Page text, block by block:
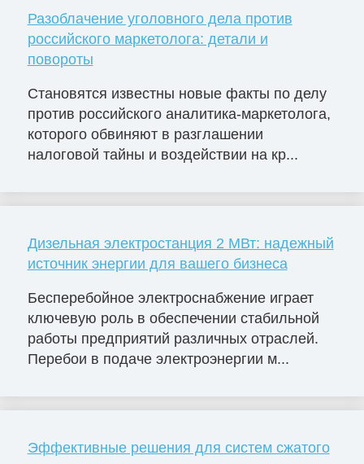
Разоблачение уголовного дела против
российского маркетолога: детали и
повороты
Становятся известны новые факты по делу
против российского аналитика-маркетолога,
которого обвиняют в разглашении
налоговой тайны и воздействии на кр...
Дизельная электростанция 2 МВт: надежный
источник энергии для вашего бизнеса
Бесперебойное электроснабжение играет
ключевую роль в обеспечении стабильной
работы предприятий различных отраслей.
Перебои в подаче электроэнергии м...
Эффективные решения для систем сжатого